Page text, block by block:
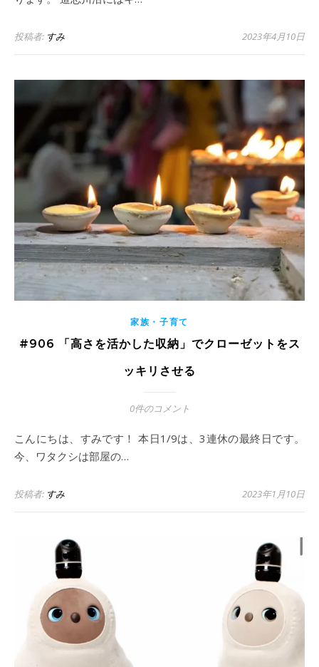
投稿者: すみ 2023年4月10日
家族・子育て
#906 「高さを活かした収納」でクローゼットをス
ッキリさせる
0件のコメント
こんにちは、すみです！ 本日1/9は、3連休の最終日です。
今、ワタクシは部屋の…
投稿者: すみ 2023年1月10日